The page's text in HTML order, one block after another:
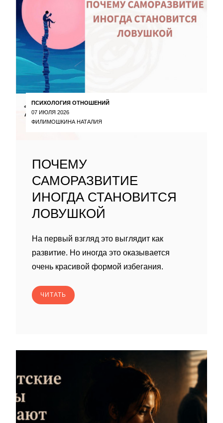
ПСИХОЛОГИЯ ОТНОШЕНИЙ
07 ИЮЛЯ 2026
ФИЛИМОШКИНА НАТАЛИЯ
ПОЧЕМУ
САМОРАЗВИТИЕ
ИНОГДА СТАНОВИТСЯ
ЛОВУШКОЙ
На первый взгляд это выглядит как
развитие. Но иногда это оказывается
очень красивой формой избегания.
ЧИТАТЬ